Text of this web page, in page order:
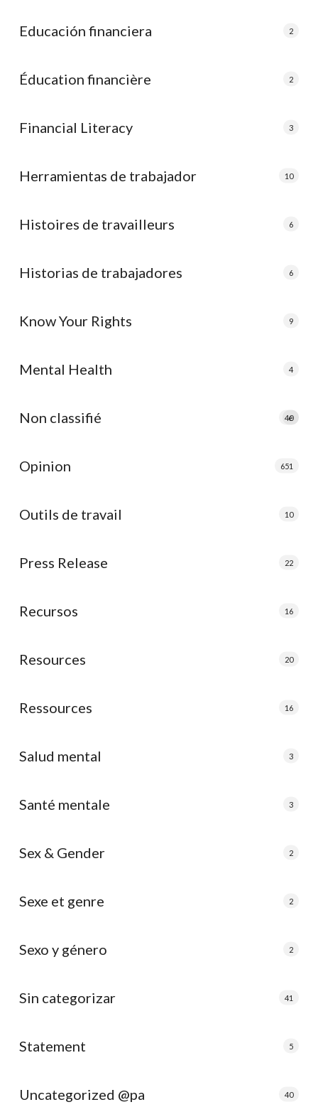
Educación financiera 2
Éducation financière 2
Financial Literacy 3
Herramientas de trabajador 10
Histoires de travailleurs 6
Historias de trabajadores 6
Know Your Rights 9
Mental Health 4
Non classifié e
40
Opinion 651
Outils de travail 10
Press Release 22
Recursos 16
Resources 20
Ressources 16
Salud mental 3
Santé mentale 3
Sex & Gender 2
Sexe et genre 2
Sexo y género 2
Sin categorizar 41
Statement 5
Uncategorized @pa 40